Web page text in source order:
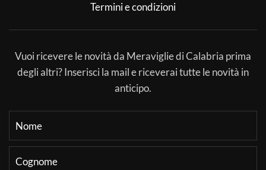
Termini e condizioni
Vuoi ricevere le novità da Meraviglie di Calabria prima
degli altri? Inserisci la mail e riceverai tutte le novità in
anticipo.